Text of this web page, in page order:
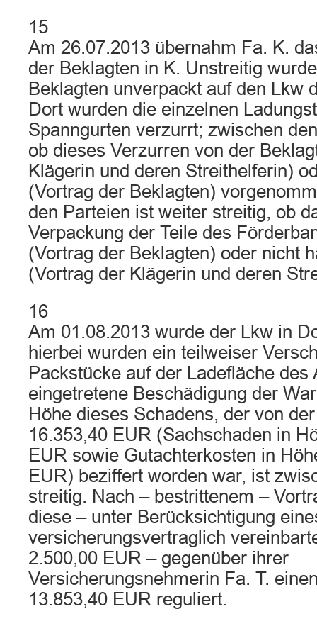
15
Am 26.07.2013 übernahm Fa. K.
der Beklagten in K. Unstreitig
Beklagten unverpackt auf den Lkw
Dort wurden die einzelnen
Spanngurten verzurrt; zwischen
ob dieses Verzurren von der
Klägerin und deren Streithelferin)
(Vortrag der Beklagten)
den Parteien ist weiter streitig, ob
Verpackung der Teile des
(Vortrag der Beklagten) oder nicht
(Vortrag der Klägerin und deren
16
Am 01.08.2013 wurde der Lkw in
hierbei wurden ein teilweiser
Packstücke auf der Ladefläche des
eingetretene Beschädigung der
Höhe dieses Schadens, der von
16.353,40 EUR (Sachschaden in
EUR sowie Gutachterkosten in
EUR) beziffert worden war, ist
streitig. Nach – bestrittenem –
diese – unter Berücksichtigung
versicherungsvertraglich
2.500,00 EUR – gegenüber ihrer
Versicherungsnehmerin Fa. T.
13.853,40 EUR reguliert.